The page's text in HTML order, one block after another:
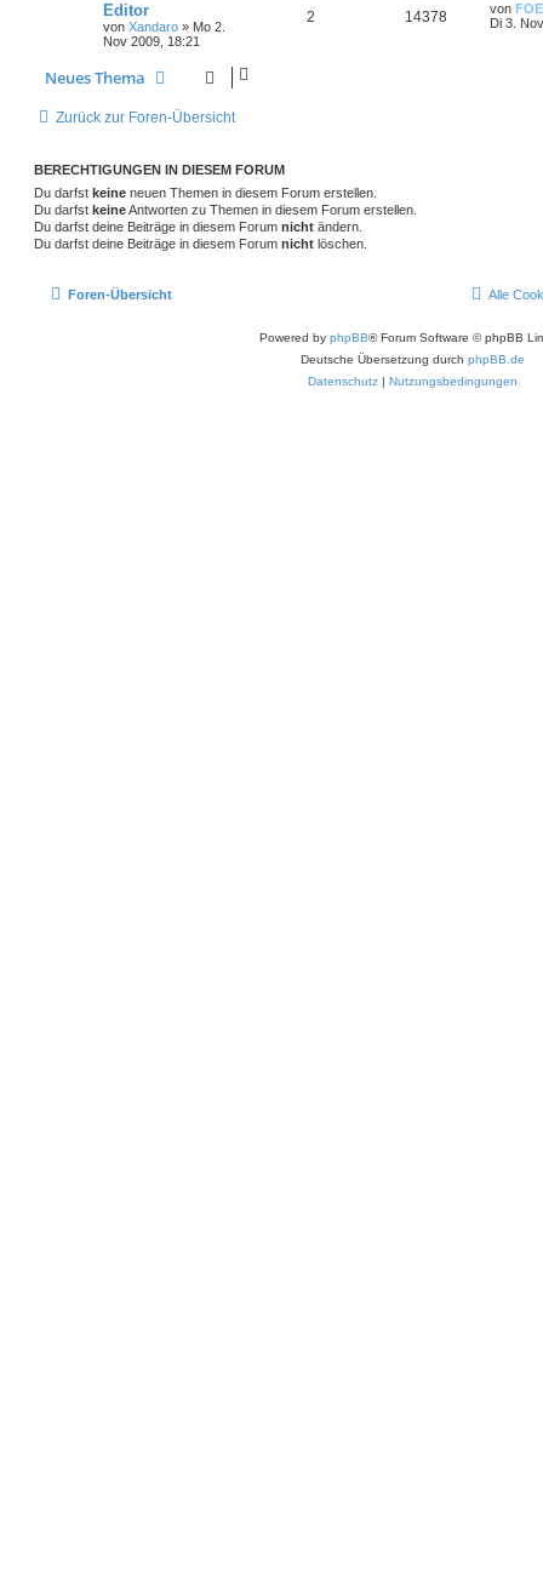
Editor
von Xandaro » Mo 2.
Nov 2009, 18:21
2 14378 von FOE
Di 3.
Neues Thema
Zurück zur Foren-Übersicht
BERECHTIGUNGEN IN DIESEM FORUM
Du darfst keine neuen Themen in diesem Forum erstellen.
Du darfst keineAntworten zu Themen in diesem Forum erstellen.
Du darfst deine Beiträge in diesem Forum nicht ändern.
Du darfst deine Beiträge in diesem Forum nicht löschen.
Foren-Übersicht Alle
Powered by phpBB® Forum Software © phpBB
Deutsche Übersetzung durch phpBB.de
Datenschutz | Nutzungsbedingungen